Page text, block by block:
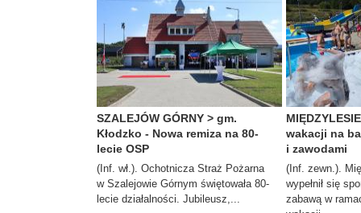
SZALEJÓW GÓRNY > gm.
Kłodzko - Nowa remiza na 80-
lecie OSP
(Inf. wł.). Ochotnicza Straż Pożarna
w Szalejowie Górnym świętowała 80-
lecie działalności. Jubileusz,...
wakacji na
i zawodami
(Inf. zewn.).
wypełnił się
zabawą w